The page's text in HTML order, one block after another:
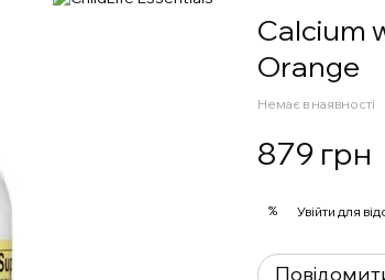
Calcium
Orange
Немає в наявності
879 грн
% Увійти для